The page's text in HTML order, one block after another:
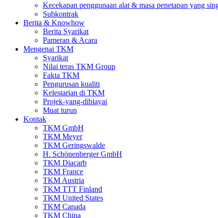
Kecekapan penggunaan alat & masa penetapan yang
Subkontrak
Berita & Knowhow
Berita Syarikat
Pameran & Acara
Mengenai TKM
Syarikat
Nilai teras TKM Group
Fakta TKM
Pengurusan kualiti
Kelestarian di TKM
Projek-yang-dibiayai
Muat turun
Kontak
TKM GmbH
TKM Meyer
TKM Geringswalde
H. Schönenberger GmbH
TKM Diacarb
TKM France
TKM Austria
TKM TTT Finland
TKM United States
TKM Canada
TKM China